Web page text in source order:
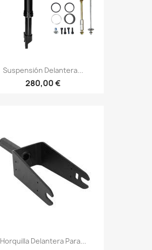
Suspensión Delantera...
280,00 €
Horquilla Delantera Para...